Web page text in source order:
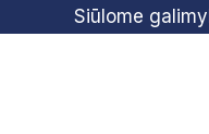
Siūlome